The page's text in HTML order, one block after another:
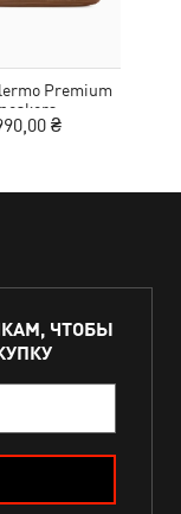
Premium
₴
ЧТОБЫ